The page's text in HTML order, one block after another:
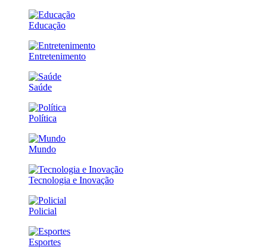
Educação
Entretenimento
Saúde
Política
Mundo
Tecnologia e Inovação
Policial
Esportes